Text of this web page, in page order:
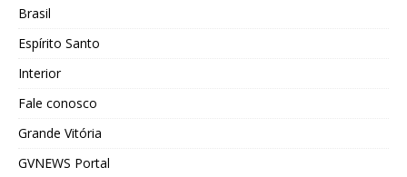
Brasil
Espírito Santo
Interior
Fale conosco
Grande Vitória
GVNEWS Portal